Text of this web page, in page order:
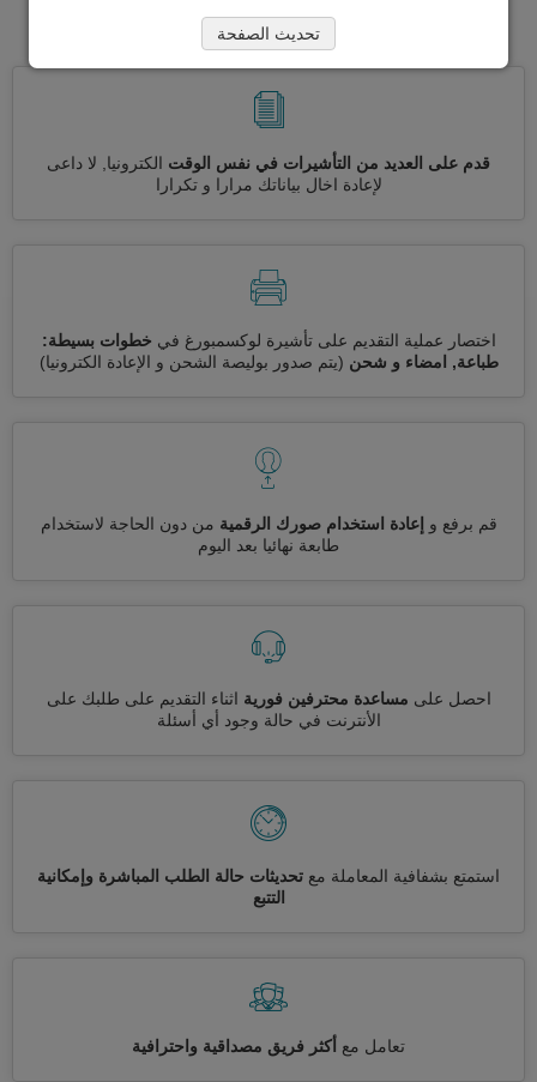
لوكسمبورغ
قدم على العديد من التأشيرات في نفس الوقت الكترونيا, لا داعى
لإعادة اخال بياناتك مرارا و تكرارا
اختصار عملية التقديم على تأشيرة لوكسمبورغ في خطوات بسيطة:
طباعة, امضاء و شحن (يتم صدور بوليصة الشحن و الإعادة الكترونيا)
قم برفع و إعادة استخدام صورك الرقمية من دون الحاجة لاستخدام
طابعة نهائيا بعد اليوم
احصل على مساعدة محترفين فورية اثناء التقديم على طلبك على
الأنترنت في حالة وجود أي أسئلة
استمتع بشفافية المعاملة مع تحديثات حالة الطلب المباشرة وإمكانية
التتبع
تعامل مع أكثر فريق مصداقية واحترافية
تحديث الصفحة